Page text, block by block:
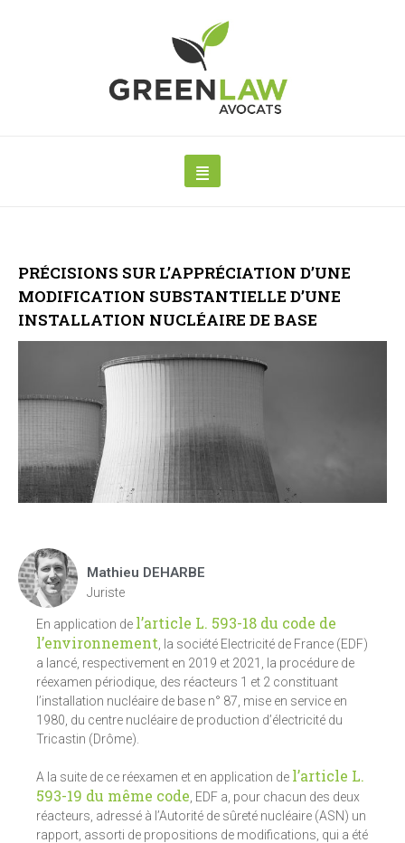
PRÉCISIONS SUR L’APPRÉCIATION D’UNE
MODIFICATION SUBSTANTIELLE D’UNE
INSTALLATION NUCLÉAIRE DE BASE
Mathieu DEHARBE
Juriste
En application de l’article L. 593-18 du code de
l’environnement , la société Electricité de France (EDF)
a lancé, respectivement en 2019 et 2021, la procédure de
réexamen périodique, des réacteurs 1 et 2 constituant
l’installation nucléaire de base n° 87, mise en service en
1980, du centre nucléaire de production d’électricité du
Tricastin (Drôme).
A la suite de ce réexamen et en application de l’article L.
593-19 du même code , EDF a, pour chacun des deux
réacteurs, adressé à l’Autorité de sûreté nucléaire (ASN) un
rapport, assorti de propositions de modifications, qui a été